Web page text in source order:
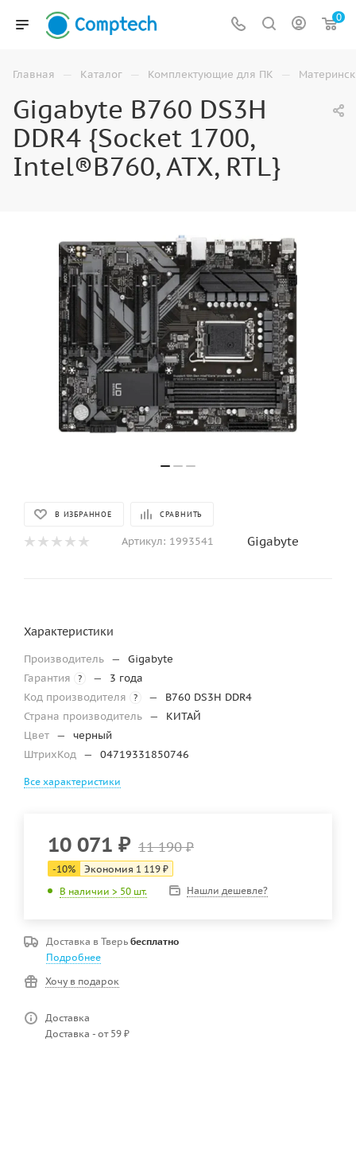
0
Главная — Каталог — Комплектующие для ПК —
Gigabyte B760 DS3H
DDR4 {Socket 1700,
Intel®B760, ATX, RTL}
В ИЗБРАННОЕ СРАВНИТЬ
Артикул: 1993541 Gigabyte
Характеристики
Производитель —
Gigabyte
Гарантия
? —
3 года
Код производителя
? —
B760 DS3H DDR4
Страна производитель —
КИТАЙ
Цвет —
черный
ШтрихКод — 04719331850746
Все характеристики
10 071 ₽ 11 190₽
-10% Экономия 1 119 ₽
В наличии > 50 шт.
Нашли дешевле?
Доставка в Тверь бесплатно
Подробнее
Хочу в подарок
Доставка
Доставка - от 59 ₽